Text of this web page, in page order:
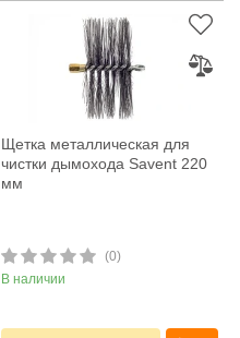
Щетка металлическая для
чистки дымохода Savent 220
мм
(0)
В наличии